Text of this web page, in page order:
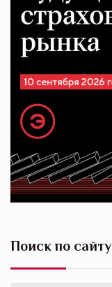
Поиск по сайту